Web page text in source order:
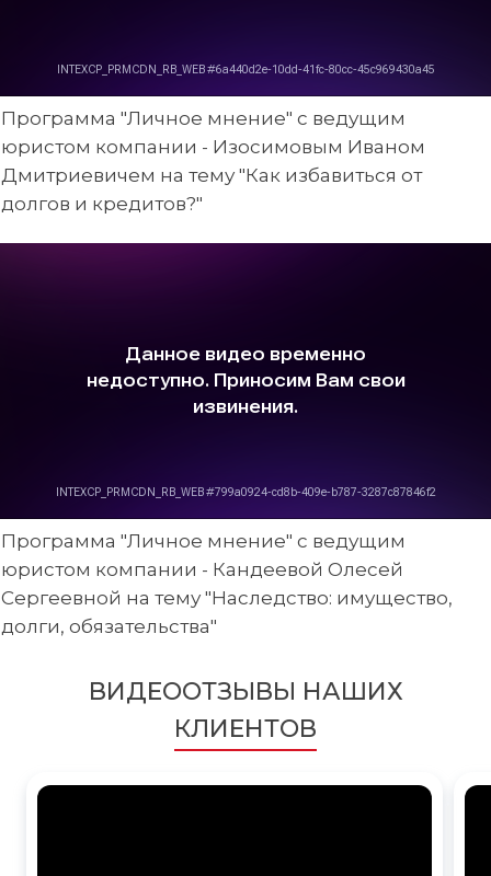
Программа "Личное мнение" с ведущим
юристом компании - Изосимовым Иваном
Дмитриевичем на тему "Как избавиться от
долгов и кредитов?"
Программа "Личное мнение" с ведущим
юристом компании - Кандеевой Олесей
Сергеевной на тему "Наследство: имущество,
долги, обязательства"
ВИДЕООТЗЫВЫ НАШИХ
КЛИЕНТОВ